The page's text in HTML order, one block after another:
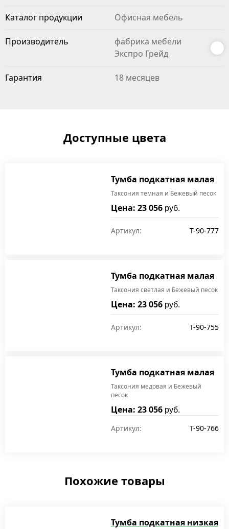
Каталог продукции Офисная мебель
Производитель
фабрика мебели
Экспро Грейд
Гарантия 18 месяцев
Доступные цвета
Тумба подкатная малая
Таксония темная и Бежевый песок
Цена: 23 056 руб.
Артикул: T-90-777
Тумба подкатная малая
Таксония светлая и Бежевый песок
Цена: 23 056 руб.
Артикул: T-90-755
Тумба подкатная малая
Таксония медовая и Бежевый
песок
Цена: 23 056 руб.
Артикул: T-90-766
Похожие товары
Тумба подкатная низкая